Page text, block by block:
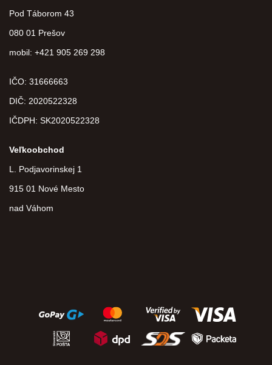
Pod Táborom 43
080 01 Prešov
mobil: +421 905 269 298
IČO: 31666663
DIČ: 2020522328
IČDPH: SK2020522328
Veľkoobchod
L. Podjavorinskej 1
915 01 Nové Mesto
nad Váhom